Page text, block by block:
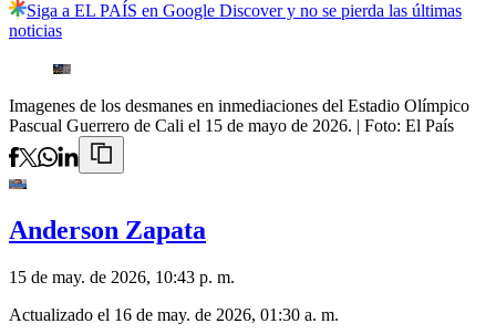
Siga a EL PAÍS en Google Discover y no se pierda las últimas
noticias
Imagenes de los desmanes en inmediaciones del Estadio Olímpico
Pascual Guerrero de Cali el 15 de mayo de 2026. | Foto: El País
Anderson Zapata
15 de may. de 2026, 10:43 p. m.
Actualizado el 16 de may. de 2026, 01:30 a. m.